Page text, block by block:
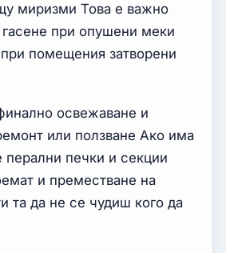
миризми Това е важно
гасене при опушени меки
помещения затворени
освежаване и
или ползване Ако има
печки и секции
и преместване на
та да не се чудиш кого да